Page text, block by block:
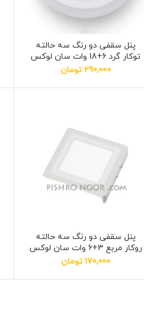
پنل سقفی دو رنگ سه حالته
توكار گرد 6+18 وات سان لوکس
290,000 تومان
پنل سقفی دو رنگ سه حالته
روكار مربع 3+6 وات سان لوکس
170,000 تومان